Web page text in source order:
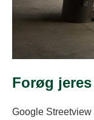
Forøg
Google